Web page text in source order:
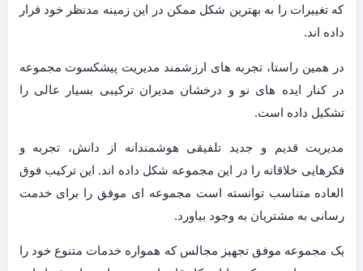
که تغییرات را به بهترین شکل ممکن در این زمینه مدنظر خود قرار
داده اند.
در همین راستا، تجربه های ارزشمند مدیریت پیشکسوت مجموعه
در کنار ایده های نو و درخشان مدیران ترکیبی بسیار عالی را
تشکیل داده است.
مدیریت قدیم و جدید تلفیقی هوشمندانه از دانش، تجربه و
فکرهایی خلاقانه را در این مجموعه شکل داده اند. این ترکیب فوق
العاده متناسب توانسته است مجموعه ای موفق را برای خدمت
رسانی به مشتریان به وجود بیاورد.
یک مجموعه موفق تجهیز مجالس که همواره خدمات متنوع خود را